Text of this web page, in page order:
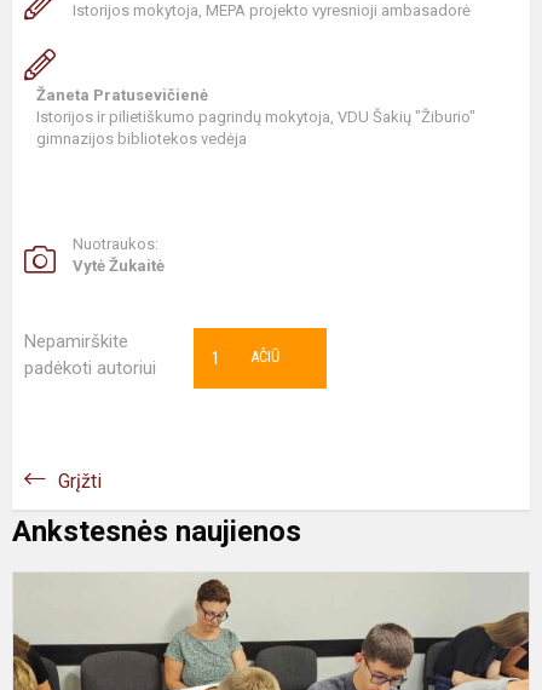
Istorijos mokytoja, MEPA projekto vyresnioji ambasadorė
Žaneta Pratusevičienė
Istorijos ir pilietiškumo pagrindų mokytoja, VDU Šakių "Žiburio"
gimnazijos bibliotekos vedėja
Nuotraukos:
Vytė Žukaitė
Nepamirškite
padėkoti autoriui
AČIŪ
1
Grįžti
Ankstesnės naujienos